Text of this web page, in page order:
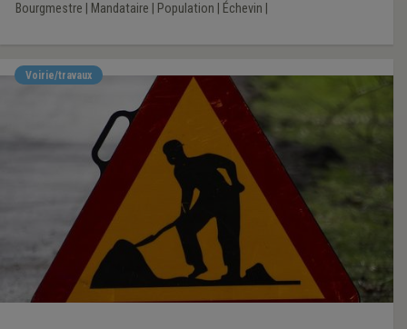
Bourgmestre Mandataire Population Échevin
Voirie/travaux